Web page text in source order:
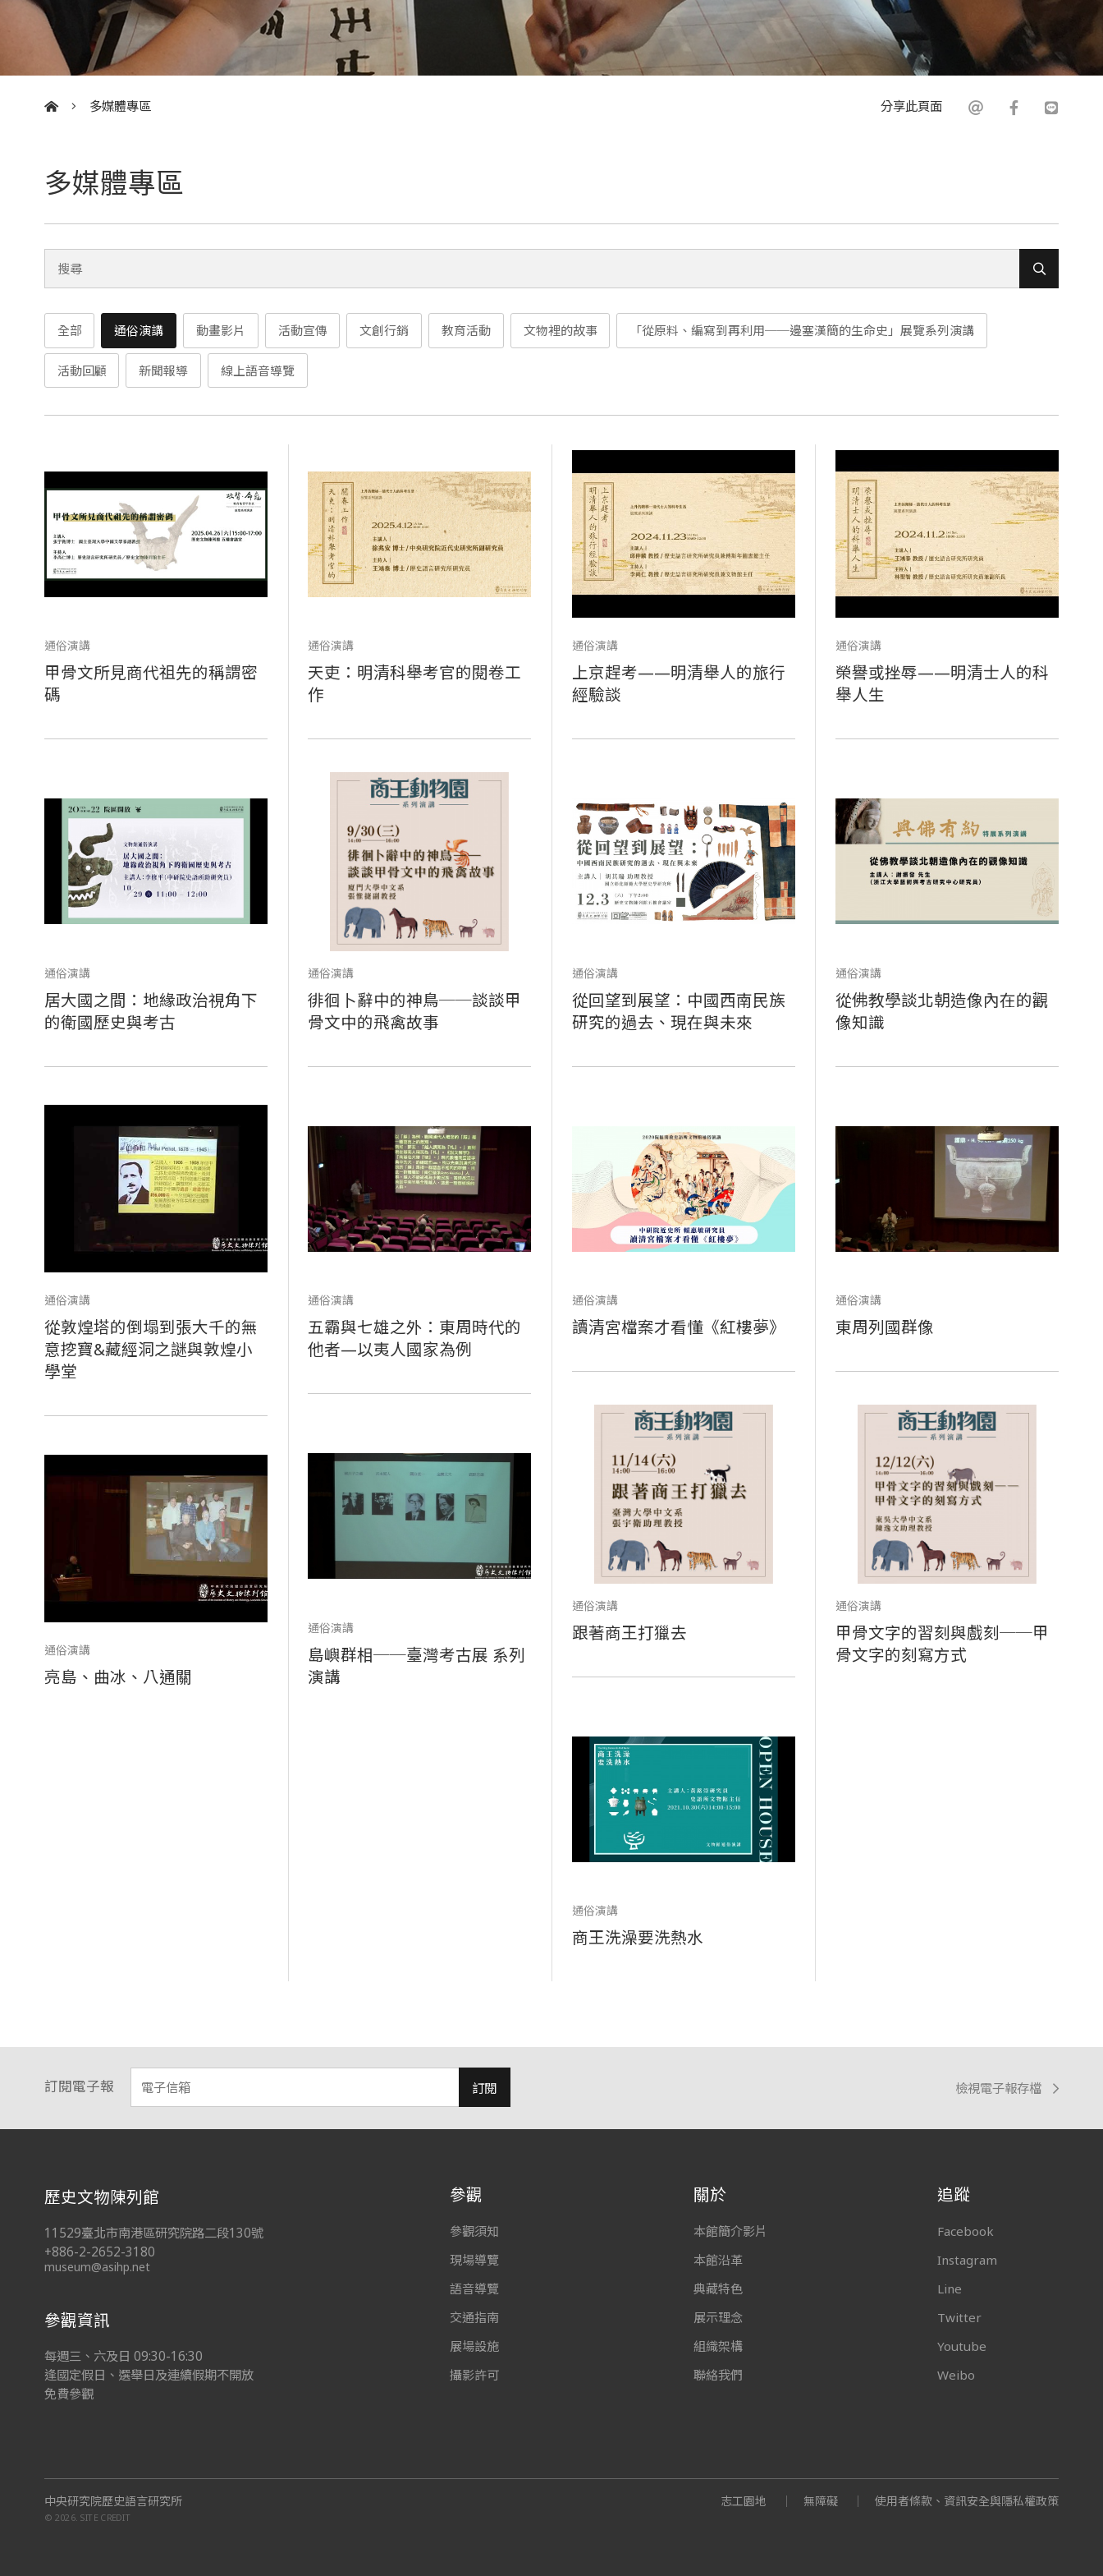
多媒體專區 分享此頁面
多媒體專區
全部 通俗演講 動畫影片 活動宣傳 文創行銷 教育活動 文物裡的故事 「從原料、編寫到再利用──邊塞漢簡的生命史」展覽系列演講
活動回顧 新聞報導 線上語音導覽
通俗演講
甲骨文所見商代祖先的稱謂密
碼
通俗演講
天吏：明清科舉考官的閱卷工
作
通俗演講
上京趕考——明清舉人的旅行
經驗談
通俗演講
榮譽或挫辱——明清士人的科
舉人生
通俗演講
居大國之間：地緣政治視角下
的衛國歷史與考古
通俗演講
徘徊卜辭中的神鳥──談談甲
骨文中的飛禽故事
通俗演講
從回望到展望：中國西南民族
研究的過去、現在與未來
通俗演講
從佛教學談北朝造像內在的觀
像知識
通俗演講
從敦煌塔的倒塌到張大千的無
意挖寶&藏經洞之謎與敦煌小
學堂
通俗演講
五霸與七雄之外：東周時代的
他者—以夷人國家為例
通俗演講
讀清宮檔案才看懂《紅樓夢》
通俗演講
東周列國群像
通俗演講
跟著商王打獵去
通俗演講
甲骨文字的習刻與戲刻──甲
骨文字的刻寫方式
通俗演講
島嶼群相──臺灣考古展 系列
演講
通俗演講
亮島、曲冰、八通關
通俗演講
商王洗澡要洗熱水
訂閱電子報 訂閱 檢視電子報存檔
歷史文物陳列館
11529臺北市南港區研究院路二段130號
+886-2-2652-3180
museum@asihp.net
參觀資訊
每週三、六及日 09:30-16:30
逢國定假日、選舉日及連續假期不開放
免費參觀
參觀
參觀須知
現場導覽
語音導覽
交通指南
展場設施
攝影許可
關於
本館簡介影片
本館沿革
典藏特色
展示理念
組織架構
聯絡我們
追蹤
Facebook
Instagram
Line
Twitter
Youtube
Weibo
中央研究院歷史語言研究所 志工園地 無障礙 使用者條款、資訊安全與隱私權政策
© 2026. SITE CREDIT